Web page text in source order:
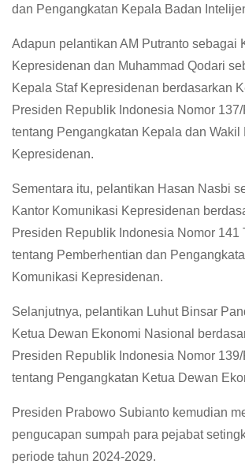
dan Pengangkatan Kepala Badan
Adapun pelantikan AM Putranto sebagai
Kepresidenan dan Muhammad Qodari
Kepala Staf Kepresidenan berdasarkan
Presiden Republik Indonesia Nomor
tentang Pengangkatan Kepala dan Wakil
Kepresidenan.
Sementara itu, pelantikan Hasan Nasbi
Kantor Komunikasi Kepresidenan
Presiden Republik Indonesia Nomor 141
tentang Pemberhentian dan
Komunikasi Kepresidenan.
Selanjutnya, pelantikan Luhut Binsar
Ketua Dewan Ekonomi Nasional
Presiden Republik Indonesia Nomor
tentang Pengangkatan Ketua Dewan
Presiden Prabowo Subianto kemudian
pengucapan sumpah para pejabat
periode tahun 2024-2029.